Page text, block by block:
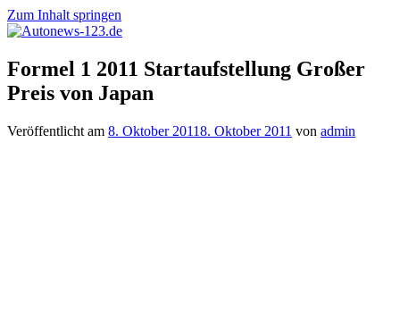
Zum Inhalt springen
Autonews-
123.de
Autonews
mit
Charme
Formel 1 2011 Startaufstellung Großer
Preis von Japan
Veröffentlicht am 8. Oktober 20118. Oktober 2011 von admin